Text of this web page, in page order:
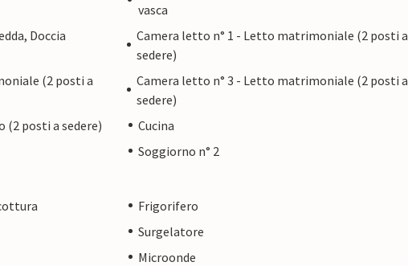
vasca
Doccia
Camera letto n° 1 - Letto matrimoniale (2 posti a
sedere)
(2 posti a
Camera letto n° 3 - Letto matrimoniale (2 posti a
sedere)
(2 posti a sedere)
Cucina
Soggiorno n° 2
Frigorifero
Surgelatore
Microonde